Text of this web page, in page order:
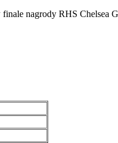
nagrody RHS Chelsea